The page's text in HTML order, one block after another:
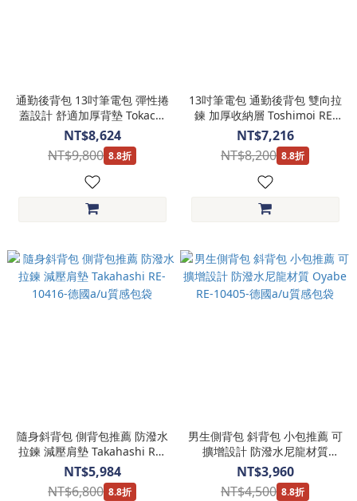
通勤後背包 13吋筆電包 彈性捲
蓋設計 舒適加厚背墊 Tokachi
RE-10421-德國a/u質感包袋
NT$8,624
NT$9,800 8.8折
13吋筆電包 通勤後背包 雙向拉
鍊 加厚收納層 Toshimoi RE-
10420-德國a/u質感包袋
NT$7,216
NT$8,200 8.8折
隨身斜背包 側背包推薦 防潑水
拉鍊 減壓肩墊 Takahashi RE-
10416-德國a/u質感包袋
NT$5,984
NT$6,800 8.8折
男生側背包 斜背包 小包推薦 可
擴增設計 防潑水尼龍材質
Oyabe RE-10405-德國a/u質感
包袋
NT$3,960
NT$4,500 8.8折